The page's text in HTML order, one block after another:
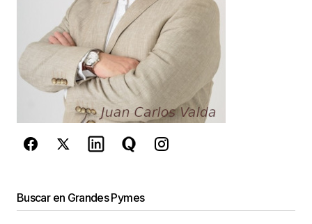
Este sitio esta protegido por
reCAPTCHA y la
Política de
privacidady losTérminos del servicio
de Googlese aplican.
Enviar Comentario
Buscar en Grandes Pymes